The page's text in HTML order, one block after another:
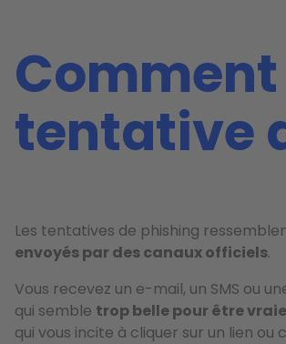
tentative
Les tentatives de phishing
envoyés par des canaux officiels.
Vous recevez un e-mail, un SMS ou
qui semble trop belle pour être vraie
qui vous incite à cliquer sur un lien